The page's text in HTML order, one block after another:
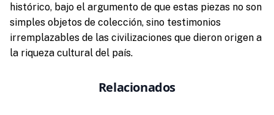
histórico, bajo el argumento de que estas piezas no son
simples objetos de colección, sino testimonios
irremplazables de las civilizaciones que dieron origen a
la riqueza cultural del país.
Relacionados